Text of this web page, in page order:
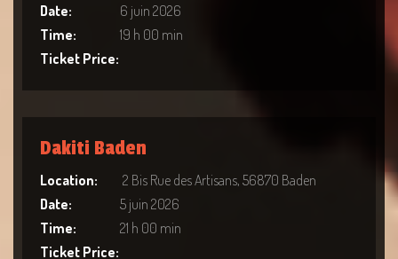
Date:
6 juin 2026
Time:
19 h 00 min
Ticket Price:
Dakiti Baden
Location:
2 Bis Rue des Artisans, 56870 Baden
Date:
5 juin 2026
Time:
21 h 00 min
Ticket Price: